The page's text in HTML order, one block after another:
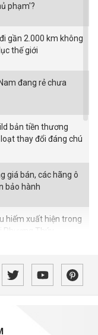
phạm'?
gần 2.000 km không
thế giới
đang rẻ chưa
bản tiền thương
thay đổi đáng chú
giá bán, các hãng ô
bảo hành
hiếm xuất hiện trong
Thúy
định mới về giao